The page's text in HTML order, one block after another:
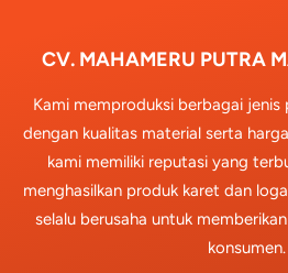
CV. MAHAMERU PUTRA
Kami memproduksi berbagai
dengan kualitas material serta
kami memiliki reputasi yang
menghasilkan produk karet dan
selalu berusaha untuk
konsumen.